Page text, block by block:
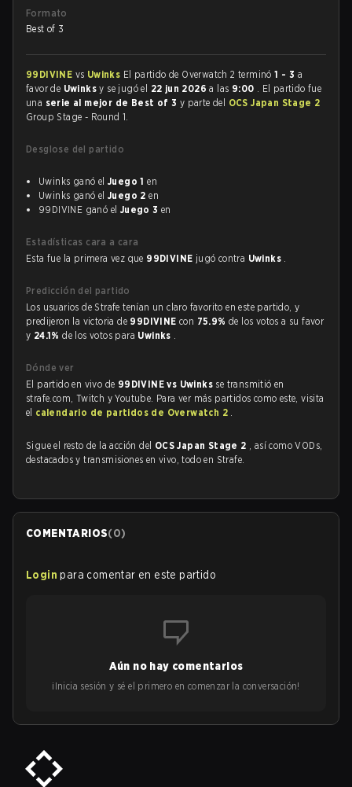
Formato
Best of 3
99DIVINE vs Uwinks El partido de Overwatch 2 terminó1 - 3 a
favor de Uwinksy se jugó el 22 jun 2026a las 9:00 . El partido fue
una serie al mejor de Best of 3 y parte del OCS Japan Stage 2
Group Stage - Round 1.
Desglose del partido
Uwinks ganó el Juego 1 en
Uwinks ganó el Juego 2 en
99DIVINE ganó el Juego 3 en
Estadísticas cara a cara
Esta fue la primera vez que 99DIVINE jugó contra Uwinks .
Predicción del partido
Los usuarios de Strafe tenían un claro favorito en este partido, y
predijeron la victoria de 99DIVINEcon 75.9%de los votos a su favor
y 24.1%de los votos para Uwinks .
Dónde ver
El partido en vivo de 99DIVINE vs Uwinks se transmitió en
strafe.com, Twitch y Youtube. Para ver más partidos como este, visita
el calendario de partidos de Overwatch 2 .
Sigue el resto de la acción del OCS Japan Stage 2 , así como VODs,
destacados y transmisiones en vivo, todo en Strafe.
COMENTARIOS(0)
Login para comentar en este partido
Aún no hay comentarios
¡Inicia sesión y sé el primero en comenzar la conversación!